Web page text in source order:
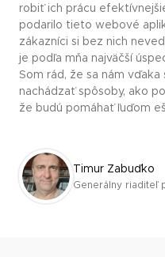
robiť ich prácu
podarilo tieto webové
zákazníci si bez nich
je podľa mňa najväčší
Som rád, že sa nám
nachádzať spôsoby, ako
že budú pomáhať ľuďom
Timur Zabuďko
Generálny riaditeľ